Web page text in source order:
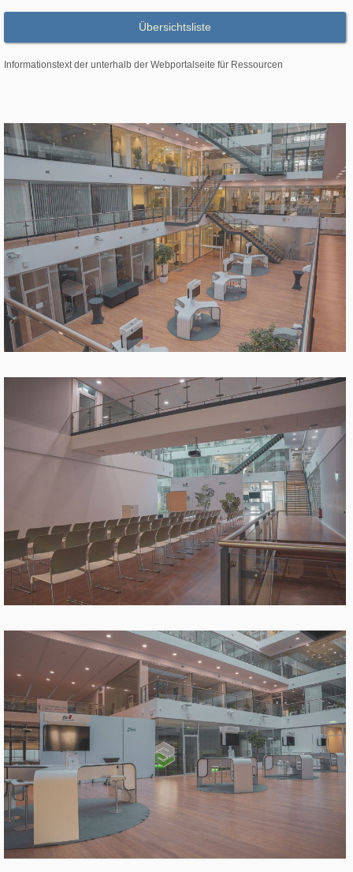
Übersichtsliste
Informationstext der unterhalb der Webportalseite für Ressourcen